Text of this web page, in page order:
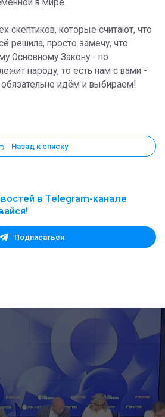
в мире.
скептиков, которые считают, что
решила, просто замечу, что
Основному Закону - по
народу, то есть нам с вами -
идём и выбираем!
Назад к списку
в Telegram-канале
Подписаться